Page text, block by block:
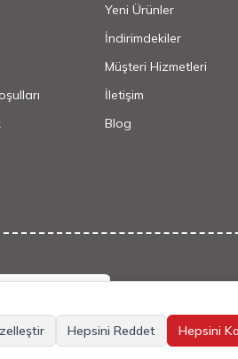
Yeni Ürünler
İndirimdekiler
Müşteri Hizmetleri
İletişim
Blog
Hepsini Reddet Hepsini